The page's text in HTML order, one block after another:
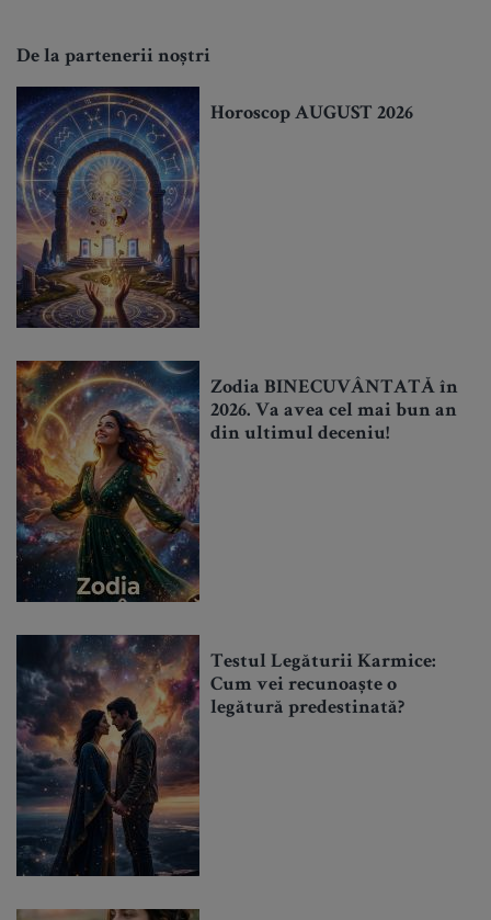
De la partenerii noștri
Horoscop AUGUST 2026
Zodia BINECUVÂNTATĂ în
2026. Va avea cel mai bun an
din ultimul deceniu!
Testul Legăturii Karmice:
Cum vei recunoaște o
legătură predestinată?